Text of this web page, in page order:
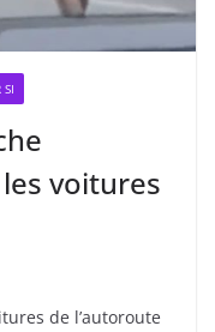
SI
voitures
de l’autoroute